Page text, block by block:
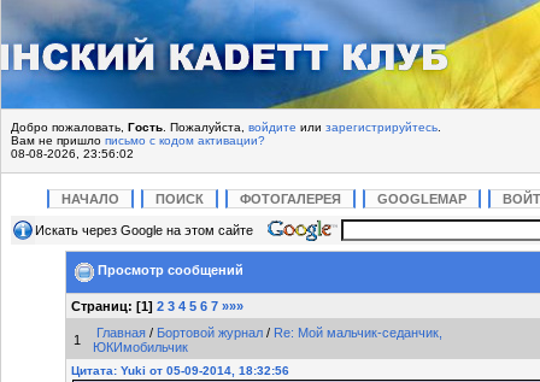
Добро пожаловать, Гость . Пожалуйста, войдите или зарегистрируйтесь
Вам не пришло письмо с кодом активации?
08-08-2026, 23:56:02
НАЧАЛО ПОИСК ФОТОГАЛЕРЕЯ GOOGLEMAP
Искать через Google на этом сайте
Просмотр сообщений
Страниц: [1] 2 3 4 5 6 7 »»»
1 Главная / Бортовой журнал / Re: Мой мальчик-седанчик,
ЮКИмобильчик
Цитата: Yuki от 05-09-2014, 18:32:56